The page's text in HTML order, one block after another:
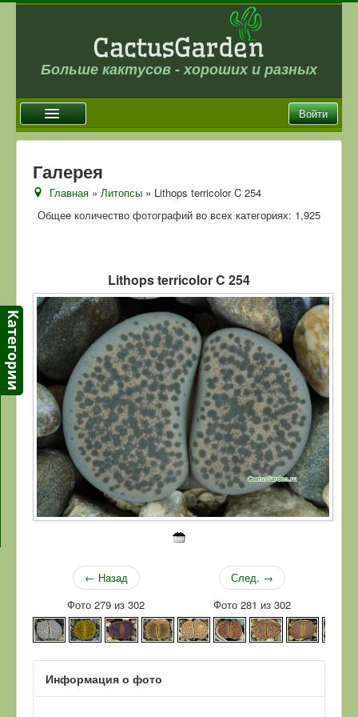
Больше кактусов - хороших и разных
Войти
Новости
Галерея
Отзывы
Ссылки
Контакты
Галерея
Главная »Литопсы » Lithops terricolor C 254
Общее количество фотографий во всех категориях: 1,925
Lithops terricolor C 254
← Назад
Фото 279 из 302
След. →
Фото 281 из 302
Информация о фото